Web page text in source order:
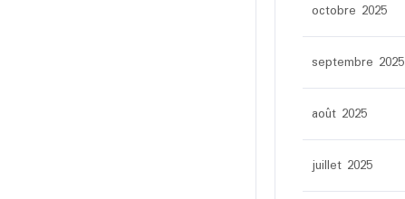
octobre 2025
septembre 2025
août 2025
juillet 2025